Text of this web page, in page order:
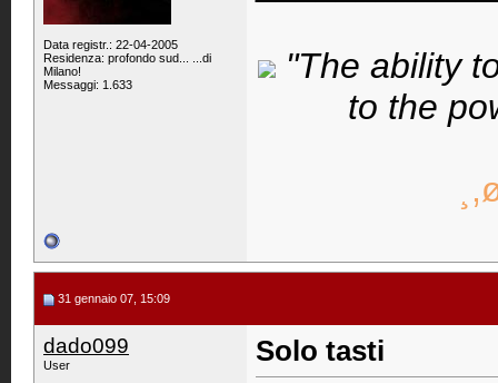
Data registr.: 22-04-2005
Residenza: profondo sud... ...di
Milano!
Messaggi: 1.633
"The ability
to the
31 gennaio 07, 15:09
dado099
User Solo tasti